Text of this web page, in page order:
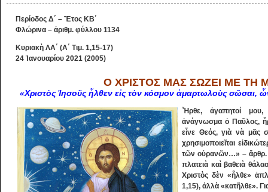
Περίοδος Δ΄ – Ἔτος ΚΒ΄
Φλώρινα – ἀριθμ. φύλλου 1134
Κυριακὴ ΛΑ΄ (Α΄ Τιμ. 1,15-17)
24 Ἰανουαρίου 2021 (2005)
Ο ΧΡΙΣΤΟΣ ΜΑΣ ΣΩΖΕΙ ΜΕ ΤΗ
«Χριστὸς Ἰησοῦς ἦλθεν εἰς τὸν κόσμον ἁμαρτωλοὺς σῶσαι,
Ἦρθε, ἀγαπητοί
ἀνάγνωσμα ὁ Παῦλος,
εἶνε Θεός, γιὰ νὰ μᾶς
χρησιμοποιεῖται
τῶν οὐρανῶν…» – ἄρθρ.
πλατειὰ καὶ βαθειὰ
Χριστὸς δὲν «ἦλθε»
1,15), ἀλλὰ «κατῆλθε».